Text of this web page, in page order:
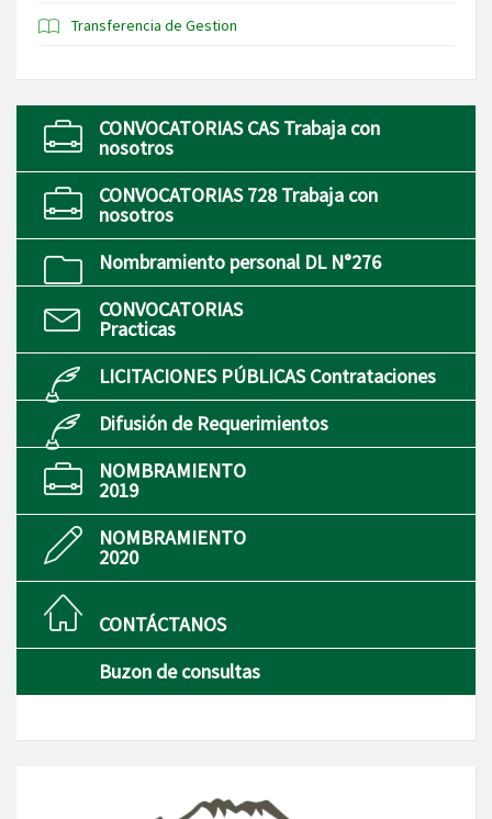
Transferencia de Gestion
CONVOCATORIAS CAS Trabaja con
nosotros
CONVOCATORIAS 728 Trabaja con
nosotros
Nombramiento personal DL N°276
CONVOCATORIAS
Practicas
LICITACIONES PÚBLICAS Contrataciones
Difusión de Requerimientos
NOMBRAMIENTO
2019
NOMBRAMIENTO
2020
CONTÁCTANOS
Buzon de consultas